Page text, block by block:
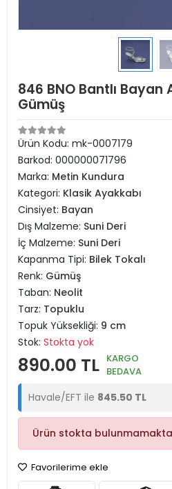
846 BNO Bantlı Bayan
Gümüş
Ürün Kodu: mk-0007179
Barkod: 000000071796
Marka: Metin Kundura
Kategori: Klasik Ayakkabı
Cinsiyet: Bayan
Dış Malzeme: Suni Deri
İç Malzeme: Suni Deri
Kapanma Tipi: Bilek Tokalı
Renk: Gümüş
Taban: Neolit
Tarz: Topuklu
Topuk Yüksekliği: 9 cm
Stok: Stokta yok
890.00 TL KARGO
BEDAVA
Havale/EFT ile 845.50 TL
Ürün stokta
Favorilerime ekle